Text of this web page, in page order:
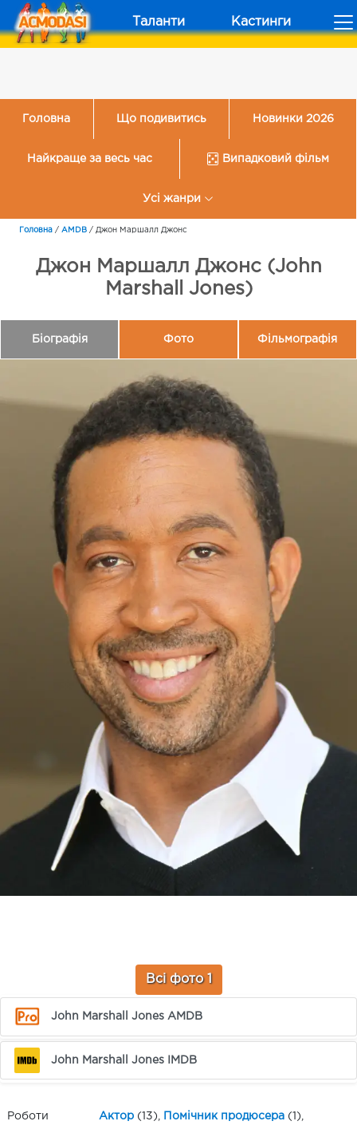
Таланти Кастинги
Головна Що подивитись Новинки 2026
Найкраще за весь час Випадковий фільм
Усі жанри
Головна / AMDB / Джон Маршалл Джонс
Джон Маршалл Джонс (John
Marshall Jones)
Біографія Фото Фільмографія
Всі фото 1
John Marshall Jones AMDB
John Marshall Jones IMDB
Роботи Актор (13), Помічник продюсера (1),